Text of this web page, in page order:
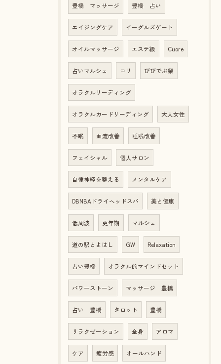
豊橋 マッサージ 豊橋 占い
エイジングケア イーグルズゲート
オイルマッサージ エステ級 Cuore
占いマルシェ コリ びびでぶ祭
オラクルリーディング
オラクルカードリーディング 大人女性
不眠 血流改善 睡眠改善
フェイシャル 個人サロン
自律神経を整える メンタルケア
DBNBAドライヘッドスパ 美と健康
低周波 更年期 マルシェ
道の駅とよはし GW Relaxation
占い豊橋 オラクル的マインドセット
パワーストーン マッサージ 豊橋
占い 豊橋 タロット 豊橋
リラクゼーション 全身 アロマ
ケア 疲労感 オールハンド